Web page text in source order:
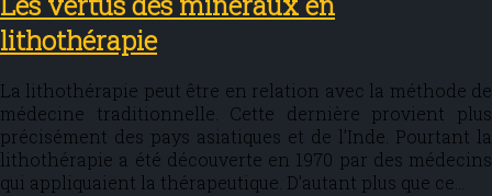
lithothérapie
La lithothérapie peut être en relation avec la méthode de
médecine traditionnelle. Cette dernière provient plus
précisément des pays asiatiques et de l’Inde. Pourtant la
lithothérapie a été découverte en 1970 par des médecins
qui appliquaient la thérapeutique. D’autant plus que ce…